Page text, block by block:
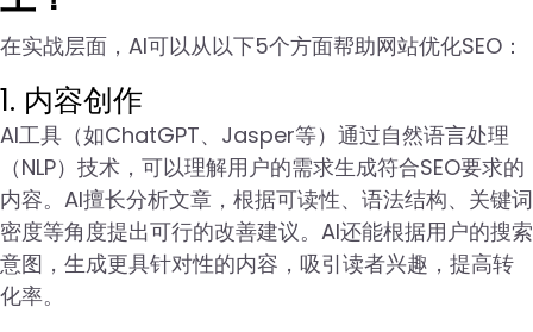
在实战层面，AI可以从以下5个方面帮助网站优化SEO：
1. 内容创作
AI工具（如ChatGPT、Jasper等）通过自然语言处理
（NLP）技术，可以理解用户的需求生成符合SEO要求的
内容。AI擅长分析文章，根据可读性、语法结构、关键词
密度等角度提出可行的改善建议。AI还能根据用户的搜索
意图，生成更具针对性的内容，吸引读者兴趣，提高转
化率。